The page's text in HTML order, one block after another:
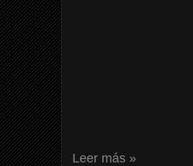
Leer más »